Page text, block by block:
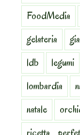
FoodMedia
gelateria
ldb
legumi
lombardia
natale